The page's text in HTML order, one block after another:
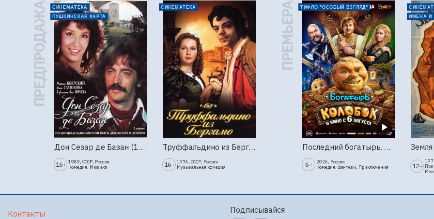
ПРЕДПРОДАЖА
СИНЕМАТЕКА
ПУШКИНСКАЯ КАРТА
Дон Сезар де Базан (1989г., Ленфильм, 2 серии)
16+ 1989, СССР, Россия
Комедия, Мюзикл
СИНЕМАТЕКА
Труффальдино из Бергамо (1976г., Ленфильм, 2 серии)
16+ 1976, СССР, Россия
Музыкальная комедия
ПРЕМЬЕРА ТИФЛО "ОСОБЫЙ ВЗГЛЯД"
Последний богатырь. Колобок
6 +
2026, Россия
Комедия, Фэнтези, Приключения
ИМЕНА И
12+
Контакты Подписывайся